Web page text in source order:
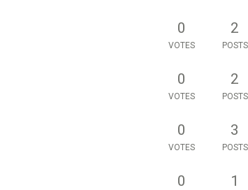
0
VOTES
2
POSTS
0
VOTES
2
POSTS
0
VOTES
3
POSTS
0 1